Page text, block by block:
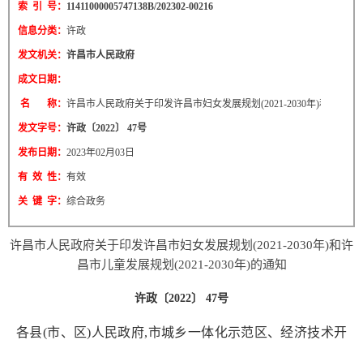
索 引 号： 11411000005747138B/202302-00216
信息分类： 许政
发文机关： 许昌市人民政府
成文日期：
名 称： 许昌市人民政府关于印发许昌市妇女发展规划(2021-2030年)和许昌市
发文字号： 许政〔2022〕 47号
发布日期： 2023年02月03日
有 效 性： 有效
关 键 字： 综合政务
许昌市人民政府关于印发许昌市妇女发展规划(2021-2030年)和许
昌市儿童发展规划(2021-2030年)的通知
许政〔2022〕 47号
各县(市、区)人民政府,市城乡一体化示范区、经济技术开